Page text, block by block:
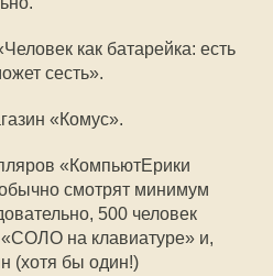
как батарейка: есть
сесть».
«Комус».
«КомпьютЕрики
смотрят минимум
500 человек
на клавиатуре» и,
(хотя бы один!)